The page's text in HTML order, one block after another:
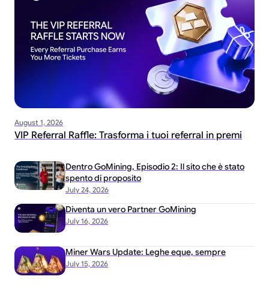
August 1, 2026
VIP Referral Raffle: Trasforma i tuoi referral in premi
July 24, 2026
Dentro GoMining, Episodio 2: Il sito che è stato
spento di proposito
July 16, 2026
Diventa un vero Partner GoMining
July 15, 2026
Miner Wars Update: Leghe eque, sempre